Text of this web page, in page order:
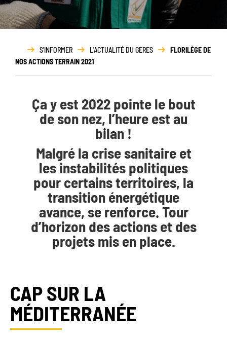
Rapport
d’activité
S'INFORMER L'ACTUALITÉ DU GERES
FLORILÈGE DE
NOS ACTIONS TERRAIN 2021
Ça y est 2022 pointe le bout
de son nez, l’heure est au
bilan !
Malgré la crise sanitaire et
les instabilités politiques
pour certains territoires, la
transition énergétique
avance, se renforce. Tour
d’horizon des actions et des
projets mis en place.
CAP SUR LA
MÉDITERRANÉE